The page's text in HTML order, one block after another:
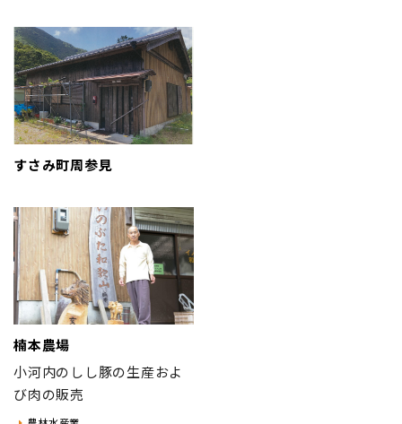
すさみ町周参見
楠本農場
小河内のしし豚の生産およ
び肉の販売